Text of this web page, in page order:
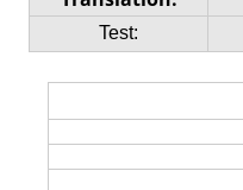
Test: